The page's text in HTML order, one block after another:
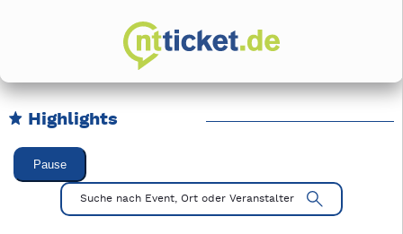
Highlights
Karussell Veranstaltungen überspringen
Pause
Mit Tab zu den Steuerelementen wechseln. Mit Pfeiltasten
Suche nach Event, Ort oder Veranstalter